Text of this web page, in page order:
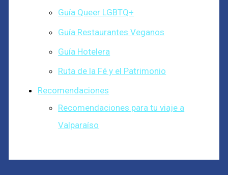
Guía Queer LGBTQ+
Guía Restaurantes Veganos
Guía Hotelera
Ruta de la Fé y el Patrimonio
Recomendaciones
Recomendaciones para tu viaje a
Valparaíso